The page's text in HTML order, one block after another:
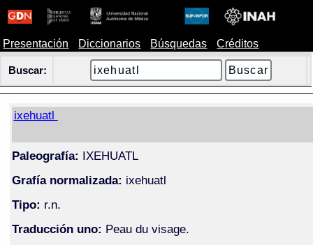
Presentación Diccionarios Búsquedas Créditos
Buscar:
ixehuatl
Paleografía: IXEHUATL
Grafía normalizada: ixehuatl
Tipo: r.n.
Traducción uno: Peau du visage.